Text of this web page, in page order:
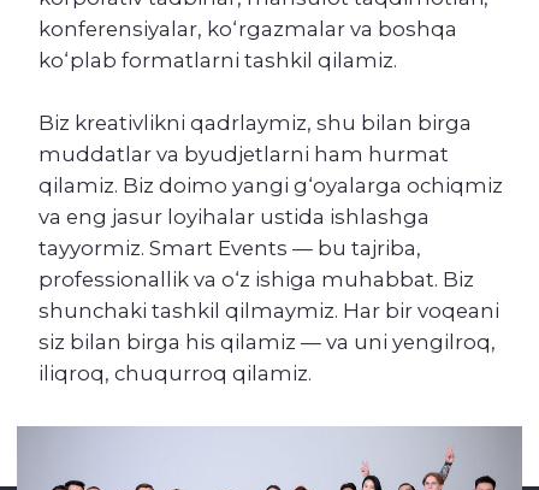
Bizning event-
agentligimizni
tanlash — to‘g‘ri qaror
Bizning event-agentligimizni tanlash —
Keling, yorqin voqealarni birgalikda yarataylik!